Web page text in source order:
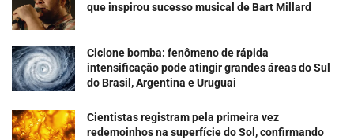
que inspirou sucesso musical de Bart Millard
Ciclone bomba: fenômeno de rápida
intensificação pode atingir grandes áreas do Sul
do Brasil, Argentina e Uruguai
Cientistas registram pela primeira vez
redemoinhos na superfície do Sol, confirmando